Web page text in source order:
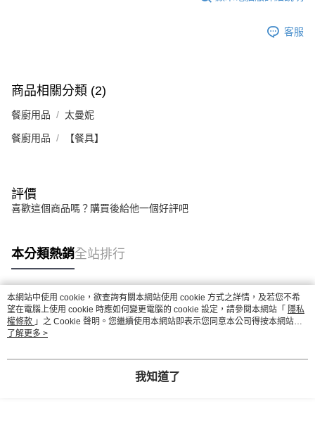
客服
商品相關分類 (2)
餐廚用品 太曼妮
餐廚用品 【餐具】
評價
喜歡這個商品嗎？購買後給他一個好評吧
本分類熱銷全站排行
熱門標籤
本網站中使用 cookie，欲查詢有關本網站使用 cookie 方式之詳情，及若您不希
望在電腦上使用 cookie 時應如何變更電腦的 cookie 設定，請參閱本網站「 隱私
權條款 」之 Cookie 聲明。您繼續使用本網站即表示您同意本公司得按本網站使
用條款之 Cookie 聲明使用 cookie。
了解更多 >
我知道了